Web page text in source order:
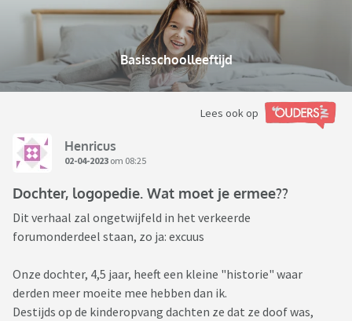
Basisschoolleeftijd
Lees ook op
Henricus
02-04-2023 om 08:25
Dochter, logopedie. Wat moet je ermee??
Dit verhaal zal ongetwijfeld in het verkeerde
forumonderdeel staan, zo ja: excuus
Onze dochter, 4,5 jaar, heeft een kleine "historie" waar
derden meer moeite mee hebben dan ik.
Destijds op de kinderopvang dachten ze dat ze doof was,